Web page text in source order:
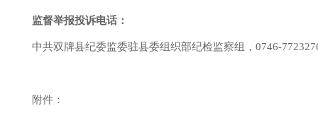
监督举报投诉电话：
中共双牌县纪委监委驻县委组织部纪检监察组 ， 0746-
附件：